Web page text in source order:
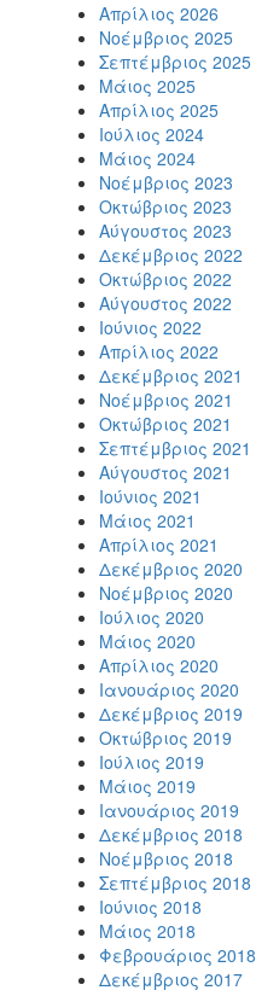
Απρίλιος 2026
Νοέμβριος 2025
Σεπτέμβριος 2025
Μάιος 2025
Απρίλιος 2025
Ιούλιος 2024
Μάιος 2024
Νοέμβριος 2023
Οκτώβριος 2023
Αύγουστος 2023
Δεκέμβριος 2022
Οκτώβριος 2022
Αύγουστος 2022
Ιούνιος 2022
Απρίλιος 2022
Δεκέμβριος 2021
Νοέμβριος 2021
Οκτώβριος 2021
Σεπτέμβριος 2021
Αύγουστος 2021
Ιούνιος 2021
Μάιος 2021
Απρίλιος 2021
Δεκέμβριος 2020
Νοέμβριος 2020
Ιούλιος 2020
Μάιος 2020
Απρίλιος 2020
Ιανουάριος 2020
Δεκέμβριος 2019
Οκτώβριος 2019
Ιούλιος 2019
Μάιος 2019
Ιανουάριος 2019
Δεκέμβριος 2018
Νοέμβριος 2018
Σεπτέμβριος 2018
Ιούνιος 2018
Μάιος 2018
Φεβρουάριος 2018
Δεκέμβριος 2017